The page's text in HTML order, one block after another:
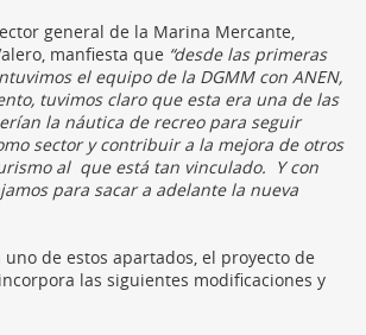
general de la Marina Mercante,
manfiesta que “desde las primeras
el equipo de la DGMM con ANEN,
tuvimos claro que esta era una de las
la náutica de recreo para seguir
sector y contribuir a la mejora de otros
al que está tan vinculado. Y con
para sacar a adelante la nueva
de estos apartados, el proyecto de
las siguientes modificaciones y